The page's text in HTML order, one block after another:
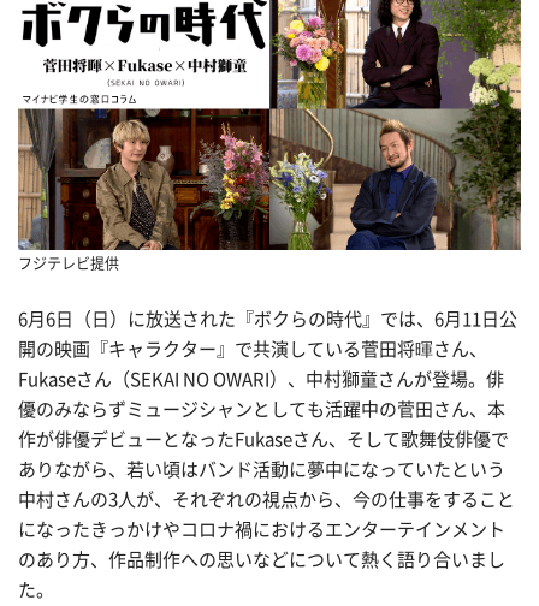
フジテレビ提供
6月6日（日）に放送された『ボクらの時代』では、6月11日公
開の映画『キャラクター』で共演している菅田将暉さん、
Fukaseさん（SEKAI NO OWARI）、中村獅童さんが登場。俳
優のみならずミュージシャンとしても活躍中の菅田さん、本
作が俳優デビューとなったFukaseさん、そして歌舞伎俳優で
ありながら、若い頃はバンド活動に夢中になっていたという
中村さんの3人が、それぞれの視点から、今の仕事をすること
になったきっかけやコロナ禍におけるエンターテインメント
のあり方、作品制作への思いなどについて熱く語り合いまし
た。